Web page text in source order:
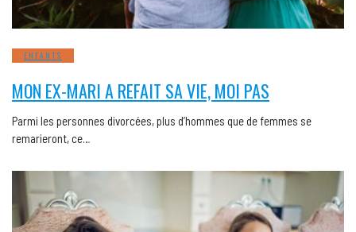
ENFANTS
MON EX-MARI A REFAIT SA VIE, MOI PAS
Parmi les personnes divorcées, plus d’hommes que de femmes se
remarieront, ce…